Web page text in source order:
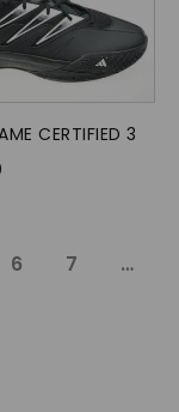
SELECTEREN
CERTIFIED 3
6 7 …